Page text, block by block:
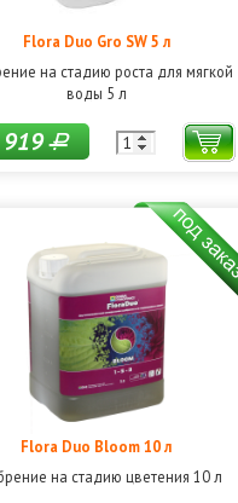
Flora Duo Gro SW 5 л
на стадию роста для мягкой
воды 5 л
919Р
Flora Duo Bloom 10 л
на стадию цветения 10 л